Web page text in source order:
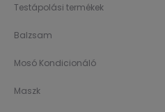
Testápolási termékek
Balzsam
Mosó Kondicionáló
Maszk